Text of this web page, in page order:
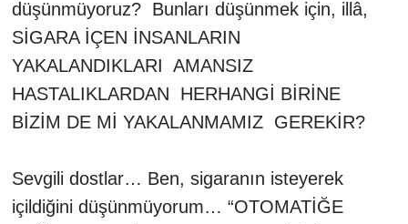
düşünmüyoruz?
Bunları düşünmek için, illâ,
SİGARA İÇEN İNSANLARIN
YAKALANDIKLARI AMANSIZ
HASTALIKLARDAN
HERHANGİ BİRİNE
BİZİM DE Mİ YAKALANMAMIZ
GEREKİR?
Sevgili dostlar… Ben, sigaranın isteyerek
içildiğini düşünmüyorum… “OTOMATİĞE